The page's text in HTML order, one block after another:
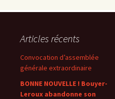
Articles récents
Convocation d’assemblée
générale extraordinaire
BONNE NOUVELLE ! Bouyer-
Leroux abandonne son